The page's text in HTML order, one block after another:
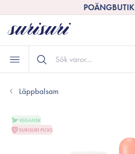
POÄNGBUTIK
Läppbalsam
VEGANSK
SURISURI PICKS